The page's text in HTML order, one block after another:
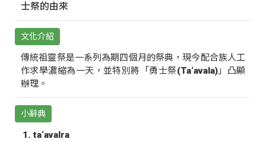
士祭的由來
文化介紹
傳統祖靈祭是一系列為期四個月的祭典，現今配合族人工
作求學濃縮為一天，並特別將「勇士祭(Ta‘avala)」凸顯
辦理。
小辭典
ta‘avalra